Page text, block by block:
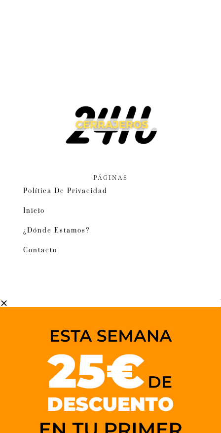
PÁGINAS
Política De Privacidad
Inicio
¿Dónde Estamos?
Contacto